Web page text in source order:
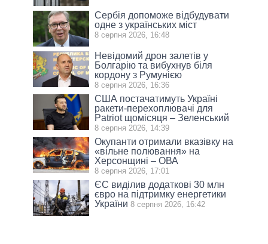
Сербія допоможе відбудувати
одне з українських міст
8 серпня 2026, 16:48
Невідомий дрон залетів у
Болгарію та вибухнув біля
кордону з Румунією
8 серпня 2026, 16:36
США постачатимуть Україні
ракети-перехоплювачі для
Patriot щомісяця – Зеленський
8 серпня 2026, 14:39
Окупанти отримали вказівку на
«вільне полювання» на
Херсонщині – ОВА
8 серпня 2026, 17:01
ЄС виділив додаткові 30 млн
євро на підтримку енергетики
України 8 серпня 2026, 16:42